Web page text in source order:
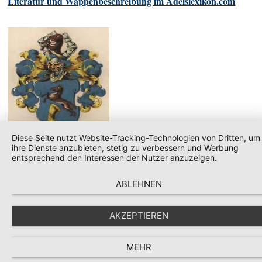
©
Diese Seite nutzt Website-Tracking-Technologien von Dritten, um
ihre Dienste anzubieten, stetig zu verbessern und Werbung
entsprechend den Interessen der Nutzer anzuzeigen.
ABLEHNEN
AKZEPTIEREN
MEHR